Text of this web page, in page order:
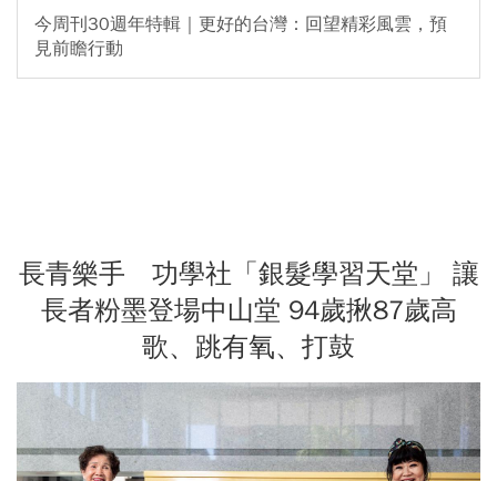
今周刊30週年特輯｜更好的台灣：回望精彩風雲，預
見前瞻行動
長青樂手 功學社「銀髮學習天堂」 讓
長者粉墨登場中山堂 94歲揪87歲高
歌、跳有氧、打鼓